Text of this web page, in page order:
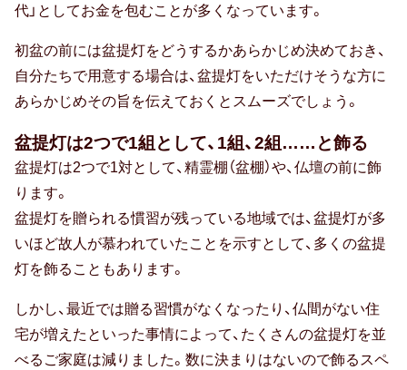
防災の日
カード式
七夕
バレンタイン
節分
ホワイトデー
ハロウィン
クリスマス
おせち
代」としてお金を包むことが多くなっています。
初盆の前には盆提灯をどうするかあらかじめ決めておき、
自分たちで用意する場合は、盆提灯をいただけそうな方に
あらかじめその旨を伝えておくとスムーズでしょう。
盆提灯は2つで1組として、1組、2組……と飾る
盆提灯は2つで1対として、精霊棚（盆棚）や、仏壇の前に飾
ります。
盆提灯を贈られる慣習が残っている地域では、盆提灯が多
いほど故人が慕われていたことを示すとして、多くの盆提
灯を飾ることもあります。
しかし、最近では贈る習慣がなくなったり、仏間がない住
宅が増えたといった事情によって、たくさんの盆提灯を並
べるご家庭は減りました。数に決まりはないので飾るスペ